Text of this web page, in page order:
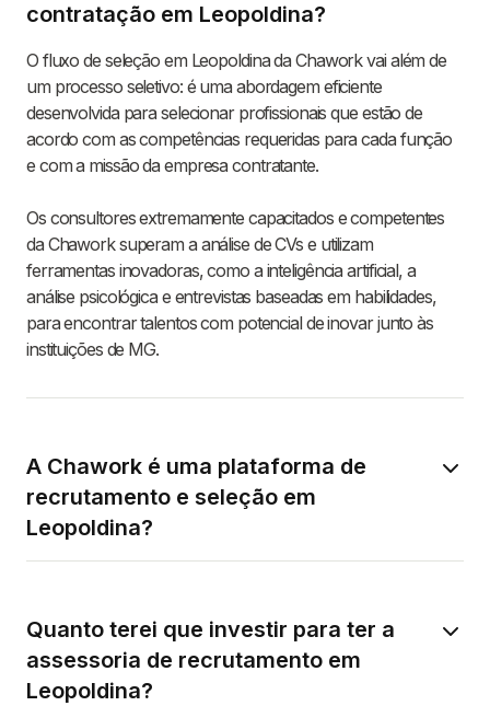
contratação em Leopoldina?
O fluxo de seleção em Leopoldina da Chawork vai além de
um processo seletivo: é uma abordagem eficiente
desenvolvida para selecionar profissionais que estão de
acordo com as competências requeridas para cada função
e com a missão da empresa contratante.
Os consultores extremamente capacitados e competentes
da Chawork superam a análise de CVs e utilizam
ferramentas inovadoras, como a inteligência artificial, a
análise psicológica e entrevistas baseadas em habilidades,
para encontrar talentos com potencial de inovar junto às
instituições de MG.
A Chawork é uma plataforma de
recrutamento e seleção em
Leopoldina?
Quanto terei que investir para ter a
assessoria de recrutamento em
Leopoldina?